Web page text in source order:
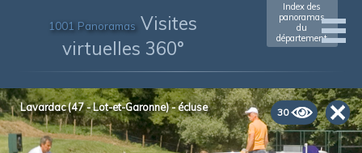
1001 Panoramas Visites
virtuelles 360°
Index des
panoramas
du
département
30
Lavardac (47 - Lot-et-Garonne) - écluse